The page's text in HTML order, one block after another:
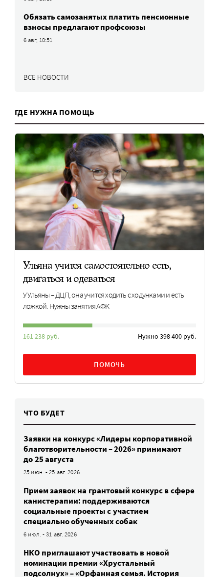
Обязать самозанятых платить пенсионные
взносы предлагают профсоюзы
6 авг, 10:51
ВСЕ НОВОСТИ
ГДЕ НУЖНА ПОМОЩЬ
Ульяна учится самостоятельно есть,
двигаться и одеваться
У Ульяны – ДЦП, она учится ходить с ходунками и есть
ложкой. Нужны занятия АФК
161 238 руб. Нужно 398 400 руб.
ПОМОЧЬ
ЧТО БУДЕТ
Заявки на конкурс «Лидеры корпоративной
благотворительности – 2026» принимают
до 25 августа
25 июн. - 25 авг. 2026
Прием заявок на грантовый конкурс в сфере
канистерапии: поддерживаются
социальные проекты с участием
специально обученных собак
6 июл. - 31 авг. 2026
НКО приглашают участвовать в новой
номинации премии «Хрустальный
подсолнух» – «Орфанная семья. История